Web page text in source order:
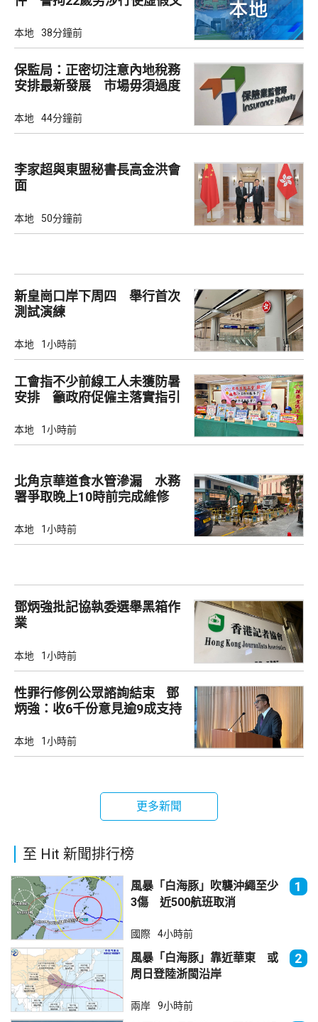
本地 38分鐘前
保監局：正密切注意內地稅務
安排最新發展 市場毋須過度
本地 44分鐘前
李家超與東盟秘書長高金洪會
面
本地 50分鐘前
新皇崗口岸下周四 舉行首次
測試演練
本地 1小時前
工會指不少前線工人未獲防暑
安排 籲政府促僱主落實指引
本地 1小時前
北角京華道食水管滲漏 水務
署爭取晚上10時前完成維修
本地 1小時前
鄧炳強批記協執委選舉黑箱作
業
本地 1小時前
性罪行修例公眾諮詢結束 鄧
炳強：收6千份意見逾9成支持
本地 1小時前
更多新聞
至 Hit 新聞排行榜
風暴「白海豚」吹襲沖繩至少
3傷 近500航班取消
1
國際 4小時前
風暴「白海豚」靠近華東 或
周日登陸浙閩沿岸
2
兩岸 9小時前